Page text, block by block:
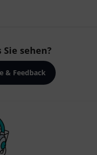
sehen?
& Feedback